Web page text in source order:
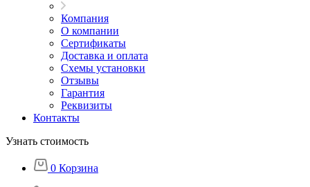
Компания
О компании
Сертификаты
Доставка и оплата
Схемы установки
Отзывы
Гарантия
Реквизиты
Контакты
Узнать стоимость
0 Корзина